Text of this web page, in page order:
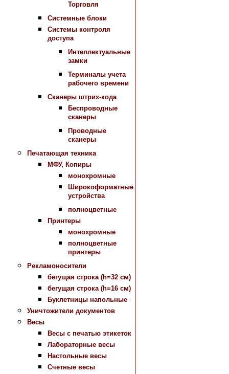
Торговля
Системные блоки
Системы контроля
доступа
Интеллектуальные
замки
Терминалы учета
рабочего времени
Сканеры штрих-кода
Беспроводные
сканеры
Проводные
сканеры
Печатающая техника
МФУ, Копиры
монохромные
Широкоформатные
устройства
полноцветные
Принтеры
монохромные
полноцветные
принтеры
Рекламоносители
бегущая строка (h=32 см)
бегущая строка (h=16 см)
Буклетницы напольные
Уничтожители документов
Весы
Весы с печатью этикеток
Лабораторные весы
Настольные весы
Счетные весы